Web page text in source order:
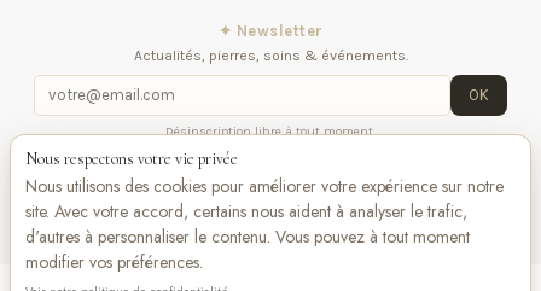
✦ Newsletter
Actualités, pierres, soins & événements.
OK
Désinscription libre à tout moment.
iqitlinksmanager module
nous
Nous respectons votre vie privée
Nous utilisons des cookies pour améliorer votre expérience sur notre
site. Avec votre accord, certains nous aident à analyser le trafic,
d'autres à personnaliser le contenu. Vous pouvez à tout moment
modifier vos préférences.